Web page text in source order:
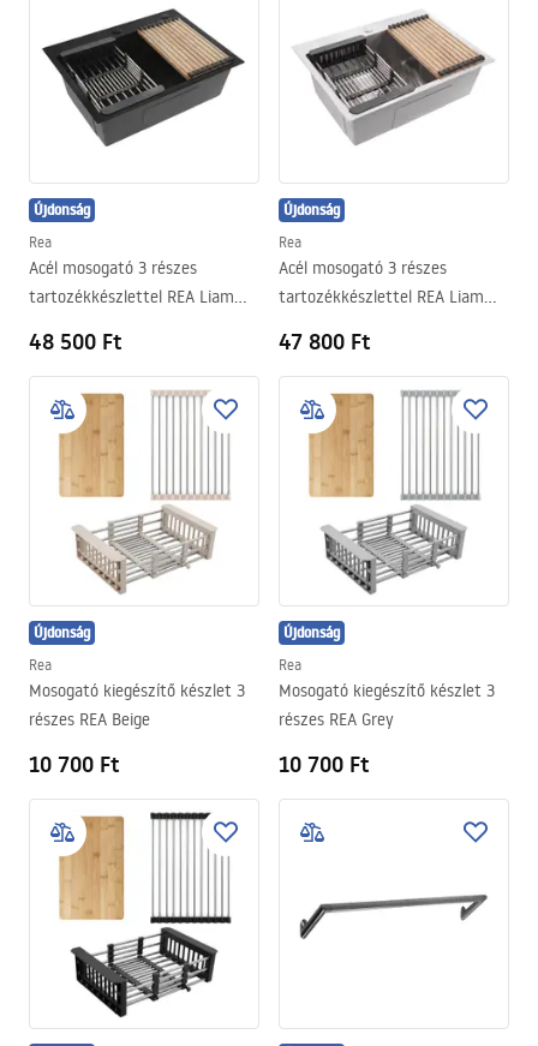
Újdonság
Rea
Acél mosogató 3 részes
tartozékkészlettel REA Liam
48 500 Ft
Újdonság
Rea
Acél mosogató 3 részes
tartozékkészlettel REA Liam
47 800 Ft
Újdonság
Rea
Mosogató kiegészítő készlet 3
részes REA Beige
10 700 Ft
Újdonság
Rea
Mosogató kiegészítő készlet 3
részes REA Grey
10 700 Ft